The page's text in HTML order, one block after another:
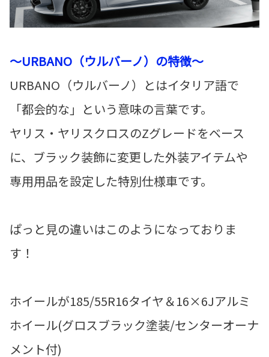
～URBANO（ウルバーノ）の特徴～
URBANO（ウルバーノ）とはイタリア語で
「都会的な」という意味の言葉です。
ヤリス・ヤリスクロスのZグレードをベース
に、ブラック装飾に変更した外装アイテムや
専用用品を設定した特別仕様車です。
ぱっと見の違いはこのようになっておりま
す！
ホイールが185/55R16タイヤ＆16×6Jアルミ
ホイール(グロスブラック塗装/センターオーナ
メント付)